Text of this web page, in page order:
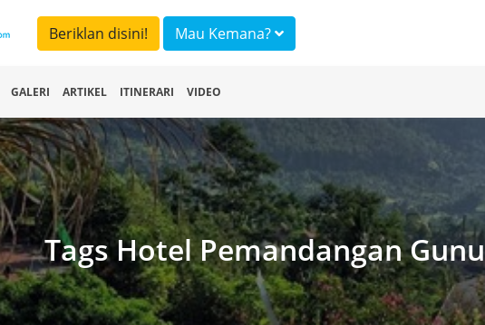
Beriklan disini! Mau Kemana?
GALERI ARTIKEL ITINERARI VIDEO
Tags Hotel Pemandangan